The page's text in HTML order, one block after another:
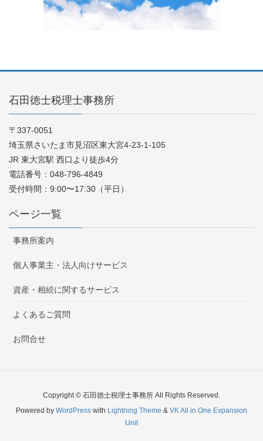
石田徳士税理士事務所
〒337-0051
埼玉県さいたま市見沼区東大宮4-23-1-105
JR 東大宮駅 西口より徒歩4分
電話番号：048-796-4849
受付時間：9:00〜17:30（平日）
ページ一覧
事務所案内
個人事業主・法人向けサービス
資産・相続に関するサービス
よくあるご質問
お問合せ
Copyright © 石田徳士税理士事務所 All Rights Reserved.
Powered by WordPress with Lightning Theme & VK All in One Expansion
Unit